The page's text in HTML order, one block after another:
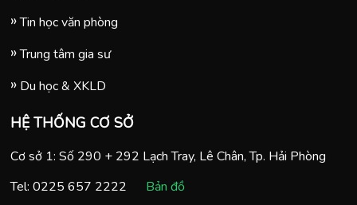
Tin học văn phòng
Trung tâm gia sư
Du học & XKLD
HỆ THỐNG CƠ SỞ
Cơ sở 1: Số 290 + 292 Lạch Tray, Lê Chân, Tp. Hải Phòng
Tel: 0225 657 2222
Bản đồ